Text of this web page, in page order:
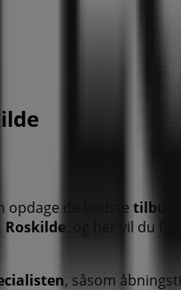
opdage de bedste tilbud
, Roskilde , og her vil du
, såsom